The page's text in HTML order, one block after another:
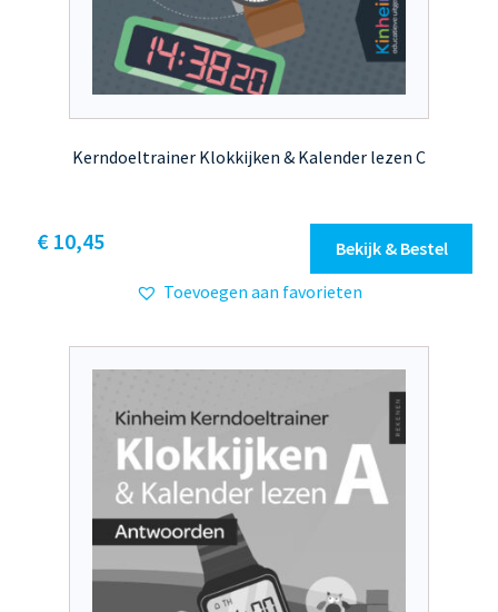
Kerndoeltrainer Klokkijken & Kalender lezen C
€ 10,45 Bekijk & Bestel
heeft
variaties.
Deze
kan
gekozen
worden
op
de
productpagina
Toevoegen aan favorieten